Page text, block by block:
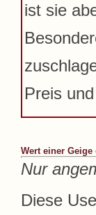
ist sie
Preis
Wert einer Geige
Nur
Diese